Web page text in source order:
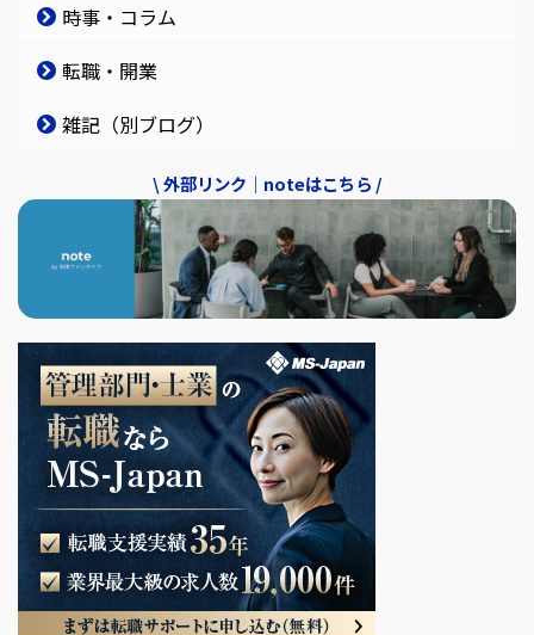
時事・コラム
転職・開業
雑記（別ブログ）
\ 外部リンク｜noteはこちら /